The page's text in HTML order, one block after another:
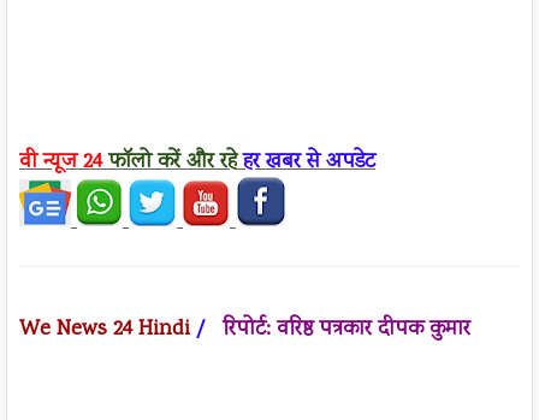
वी न्यूज24फॉलो करेंऔर रहेहर खबर से अपडेट
We News 24 Hindi/रिपोर्ट: वरिष्ठ पत्रकार दीपक कुमार